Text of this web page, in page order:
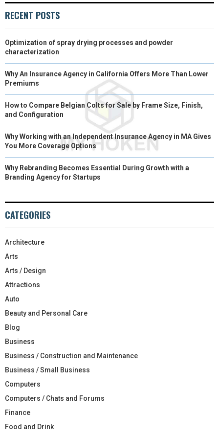
E
)
K S N
RECENT POSTS
Optimization of spray drying processes and powder
characterization
Why An Insurance Agency in California Offers More Than Lower
Premiums
How to Compare Belgian Colts for Sale by Frame Size, Finish,
and Configuration
Why Working with an Independent Insurance Agency in MA Gives
You More Coverage Options
Why Rebranding Becomes Essential During Growth with a
Branding Agency for Startups
CATEGORIES
Architecture
Arts
Arts / Design
Attractions
Auto
Beauty and Personal Care
Blog
Business
Business / Construction and Maintenance
Business / Small Business
Computers
Computers / Chats and Forums
Finance
Food and Drink